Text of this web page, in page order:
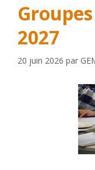
2027
20 juin 2026 par